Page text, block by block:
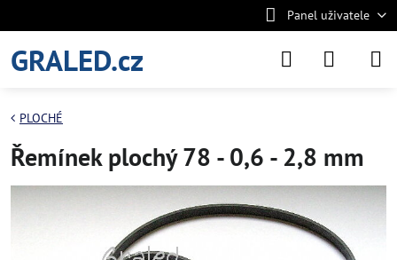
Panel uživatele
GRALED.cz
PLOCHÉ
Řemínek plochý 78 - 0,6 - 2,8 mm